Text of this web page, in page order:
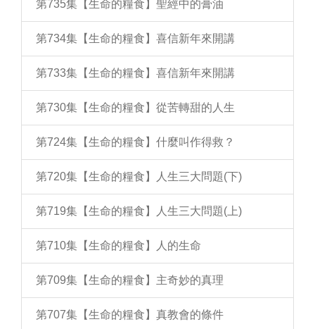
第735集【生命的糧食】聖經中的膏油
第734集【生命的糧食】喜信新年來開講
第733集【生命的糧食】喜信新年來開講
第730集【生命的糧食】從苦轉甜的人生
第724集【生命的糧食】什麼叫作得救？
第720集【生命的糧食】人生三大問題(下)
第719集【生命的糧食】人生三大問題(上)
第710集【生命的糧食】人的生命
第709集【生命的糧食】主奇妙的真理
第707集【生命的糧食】真教會的條件